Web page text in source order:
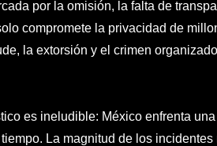
por la omisión, la falta de
compromete la privacidad de
la extorsión y el crimen
es ineludible: México enfrenta
La magnitud de los